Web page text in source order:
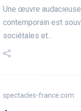
Une œuvre
contemporain est
sociétales et…
spectacles-france.com